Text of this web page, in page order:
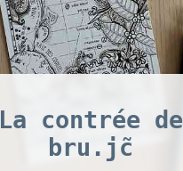
La contrée de
bru.jc̃